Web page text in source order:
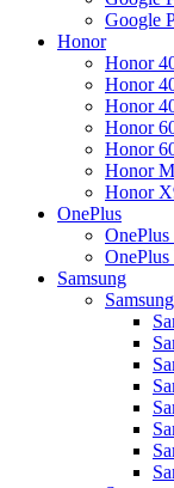
Google
Honor
Honor
Honor
Honor
Honor
Honor
Honor
Honor
OnePlus
OnePlus
Samsung